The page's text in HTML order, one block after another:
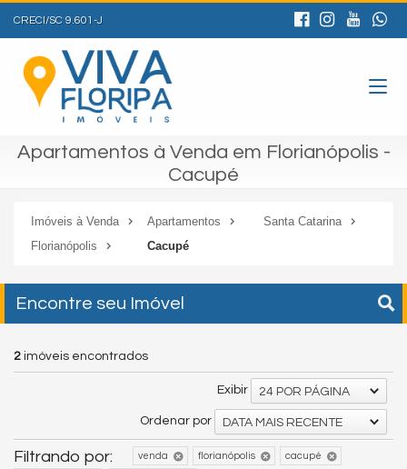
CRECI/SC 9.601-J
Apartamentos à Venda em Florianópolis -
Cacupé
Imóveis à Venda Apartamentos
Santa Catarina
Florianópolis
Cacupé
Encontre seu Imóvel
2 imóveis encontrados
Exibir 24 POR PÁGINA
Ordenar por DATA MAIS RECENTE
Filtrando por: venda florianópolis cacupé